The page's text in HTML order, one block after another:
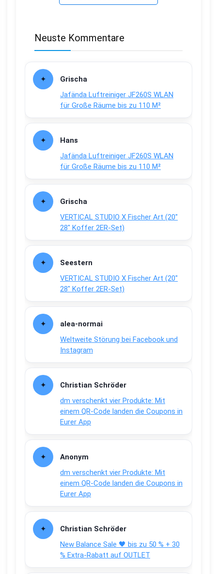
Neuste Kommentare
Grischa
Jafända Luftreiniger JF260S WLAN
für Große Räume bis zu 110 M²
Hans
Jafända Luftreiniger JF260S WLAN
für Große Räume bis zu 110 M²
Grischa
VERTICAL STUDIO X Fischer Art (20″
28″ Koffer 2ER-Set)
Seestern
VERTICAL STUDIO X Fischer Art (20″
28″ Koffer 2ER-Set)
alea-normai
Weltweite Störung bei Facebook und
Instagram
Christian Schröder
dm verschenkt vier Produkte: Mit
einem QR-Code landen die Coupons in
Eurer App
Anonym
dm verschenkt vier Produkte: Mit
einem QR-Code landen die Coupons in
Eurer App
Christian Schröder
New Balance Sale 🖤 bis zu 50 % + 30
% Extra-Rabatt auf OUTLET